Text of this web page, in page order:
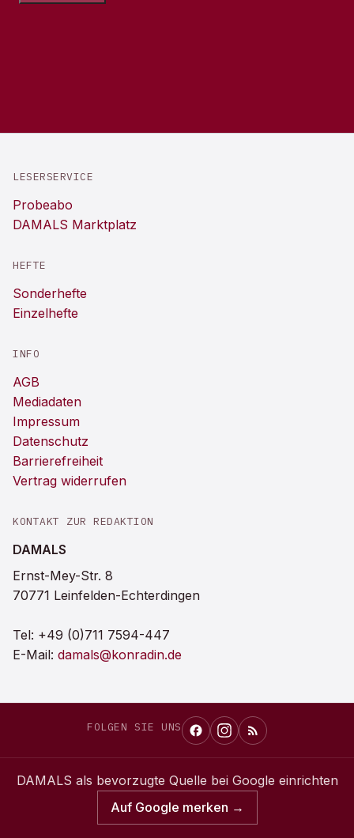
LESERSERVICE
Probeabo
DAMALS Marktplatz
HEFTE
Sonderhefte
Einzelhefte
INFO
AGB
Mediadaten
Impressum
Datenschutz
Barrierefreiheit
Vertrag widerrufen
KONTAKT ZUR REDAKTION
DAMALS
Ernst-Mey-Str. 8
70771 Leinfelden-Echterdingen
Tel: +49 (0)711 7594-447
E-Mail: damals@konradin.de
FOLGEN SIE UNS
DAMALS als bevorzugte Quelle bei Google einrichten
Auf Google merken →